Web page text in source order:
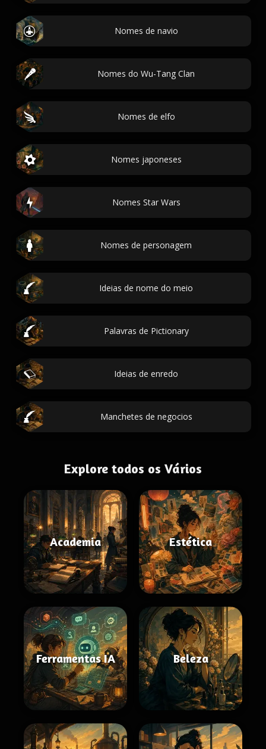
Nomes de navio
Nomes do Wu-Tang Clan
Nomes de elfo
Nomes japoneses
Nomes Star Wars
Nomes de personagem
Ideias de nome do meio
Palavras de Pictionary
Ideias de enredo
Manchetes de negocios
Explore todos os Vários
Academia Estética
Ferramentas IA Beleza